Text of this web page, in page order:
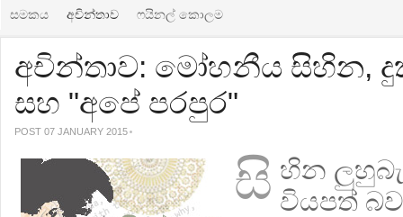
සමකය අචින්තාව ෆයිනල් කොලම
අචින්තාව: මෝහනීය සිහින,
සහ "අපේ පරපුර"
POST 07 JANUARY 2015
සි හින
වියපත්